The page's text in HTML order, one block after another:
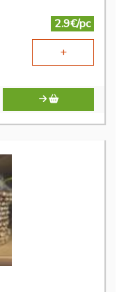
2.9€/pc
+